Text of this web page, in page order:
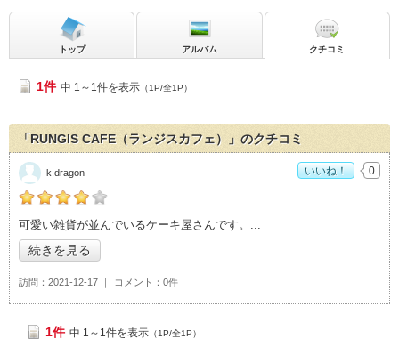
トップ アルバム クチコミ
1件 中 1～1件を表示 （1P/全1P）
「RUNGIS CAFE（ランジスカフェ）」のクチコミ
k.dragonの「RUNGIS CAFE（ランジスカフェ）>」おすすめ
度：4
可愛い雑貨が並んでいるケーキ屋さんです。
続きを見る
訪問 2021-12-17 コメント 0件
k.dragon いいね！ 0
1件 中 1～1件を表示 （1P/全1P）